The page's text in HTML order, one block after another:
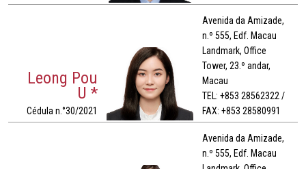
Leong Pou
U *
Cédula n.°30/2021
Avenida da Amizade,
n.º 555, Edf. Macau
Landmark, Office
Tower, 23.º andar,
Macau
TEL: +853 28562322 /
FAX: +853 28580991
Avenida da Amizade,
n.º 555, Edf. Macau